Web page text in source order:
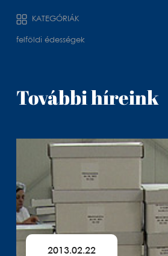
KATEGÓRIÁK
felföldi édességek
További híreink
2013.02.22